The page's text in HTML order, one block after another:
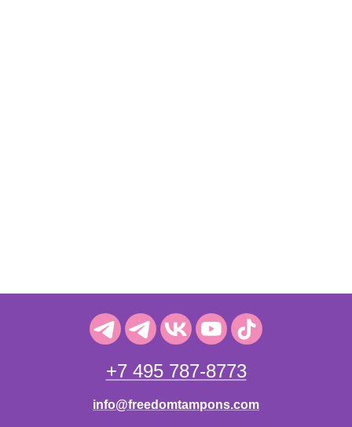
+7 495 787-8773
info@freedomtampons.com